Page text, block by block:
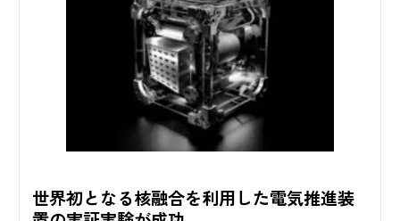
世界初となる核融合を利用した電気推進装